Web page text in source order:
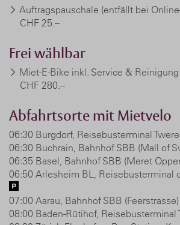
Auftragspauschale (entfällt bei
CHF 25.–
Frei wählbar
Miet-E-Bike inkl. Service &
CHF 280.–
Abfahrtsorte mit Mietvelo
06:30 Burgdorf, Reisebusterminal
06:30 Buchrain, Bahnhof SBB (Mall of
06:35 Basel, Bahnhof SBB (Meret
06:50 Arlesheim BL, Reisebusterminal
07:00 Aarau, Bahnhof SBB (Feerstrasse)
08:00 Baden-Rütihof, Reisebusterminal